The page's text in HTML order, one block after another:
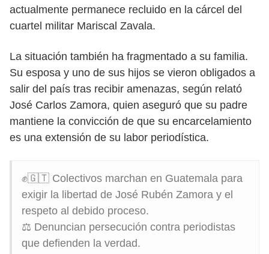
actualmente permanece recluido en la cárcel del
cuartel militar Mariscal Zavala.
La situación también ha fragmentado a su familia.
Su esposa y uno de sus hijos se vieron obligados a
salir del país tras recibir amenazas, según relató
José Carlos Zamora, quien aseguró que su padre
mantiene la convicción de que su encarcelamiento
es una extensión de su labor periodística.
✊🇬🇹 Colectivos marchan en Guatemala para
exigir la libertad de José Rubén Zamora y el
respeto al debido proceso.
⚖️ Denuncian persecución contra periodistas
que defienden la verdad.